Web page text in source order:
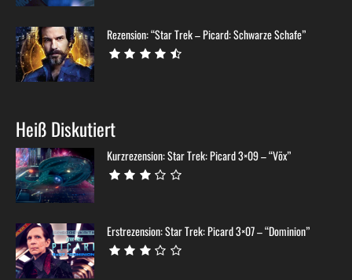
Rezension: “Star Trek – Picard: Schwarze Schafe”
Heiß Diskutiert
Kurzrezension: Star Trek: Picard 3×09 – “Võx”
Erstrezension: Star Trek: Picard 3×07 – “Dominion”